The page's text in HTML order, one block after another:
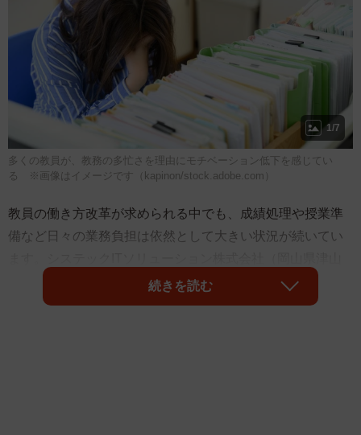
1/7
多くの教員が、教務の多忙さを理由にモチベーション低下を感じてい
る ※画像はイメージです（kapinon/stock.adobe.com）
教員の働き方改革が求められる中でも、成績処理や授業準
備など日々の業務負担は依然として大きい状況が続いてい
市）が実施した「教員の具体的な残業時間と、校務支援シ
ステム導入による残業削減効果の期待値」に関する調査に
続きを読む